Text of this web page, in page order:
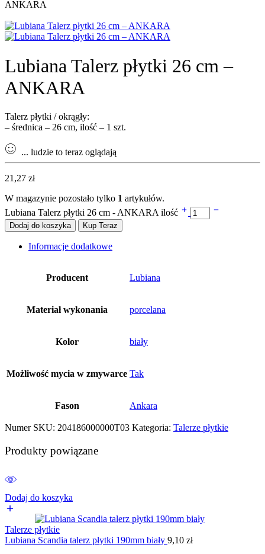
ANKARA
Lubiana Talerz płytki 26 cm –
ANKARA
Talerz płytki / okrągły:
– średnica – 26 cm, ilość – 1 szt.
... ludzie to teraz oglądają
21,27 zł
W magazynie pozostało tylko 1 artykułów.
Lubiana Talerz płytki 26 cm - ANKARA ilość
Dodaj do koszyka Kup Teraz
Informacje dodatkowe
Producent Lubiana
Materiał wykonania porcelana
Kolor biały
Możliwość mycia w zmywarce Tak
Fason Ankara
Numer SKU: 204186000000T03 Kategoria: Talerze płytkie
Produkty powiązane
Dodaj do koszyka
Talerze płytkie
Lubiana Scandia talerz płytki 190mm biały 9,10 zł